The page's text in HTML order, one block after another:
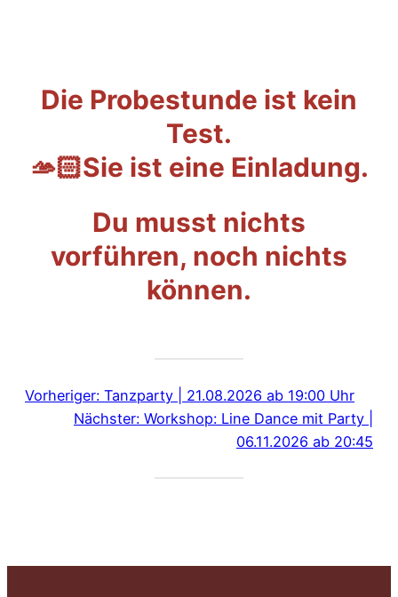
Die Probestunde ist kein
Test.
🫴🏻Sie ist eine Einladung.
Du musst nichts
vorführen, noch nichts
können.
Vorheriger: Tanzparty | 21.08.2026 ab 19:00 Uhr
Nächster: Workshop: Line Dance mit Party |
06.11.2026 ab 20:45